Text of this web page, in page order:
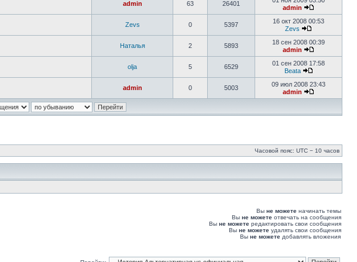
admin 63 26401
admin
Zevs 0 5397
16 окт 2008 00:53
Zevs
Наталья 2 5893
18 сен 2008 00:39
admin
olja 5 6529
01 сен 2008 17:58
Beata
admin 0 5003
09 июл 2008 23:43
admin
Часовой пояс: UTC − 10 часов
Вы не можете начинать темы
Вы не можете отвечать на сообщения
Вы не можете редактировать свои сообщения
Вы не можете удалять свои сообщения
Вы не можете добавлять вложения